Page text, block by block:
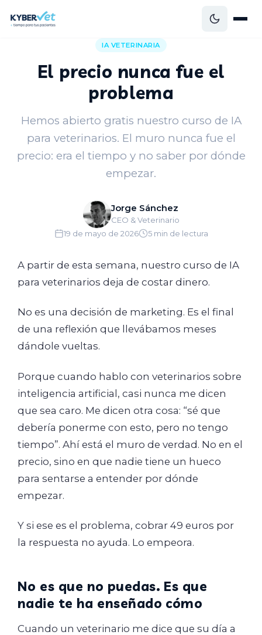
Volver al blog
IA VETERINARIA
El precio nunca fue el
problema
Hemos abierto gratis nuestro curso de IA
para veterinarios. El muro nunca fue el
precio: era el tiempo y no saber por dónde
empezar.
Jorge Sánchez
CEO & Veterinario
19 de mayo de 2026
5 min de lectura
A partir de esta semana, nuestro curso de IA
para veterinarios deja de costar dinero.
No es una decisión de marketing. Es el final
de una reflexión que llevábamos meses
dándole vueltas.
Porque cuando hablo con veterinarios sobre
inteligencia artificial, casi nunca me dicen
que sea caro. Me dicen otra cosa: “sé que
debería ponerme con esto, pero no tengo
tiempo”. Ahí está el muro de verdad. No en el
precio, sino en que nadie tiene un hueco
para sentarse a entender por dónde
empezar.
Y si ese es el problema, cobrar 49 euros por
la respuesta no ayuda. Lo empeora.
No es que no puedas. Es que
nadie te ha enseñado cómo
Cuando un veterinario me dice que su día a